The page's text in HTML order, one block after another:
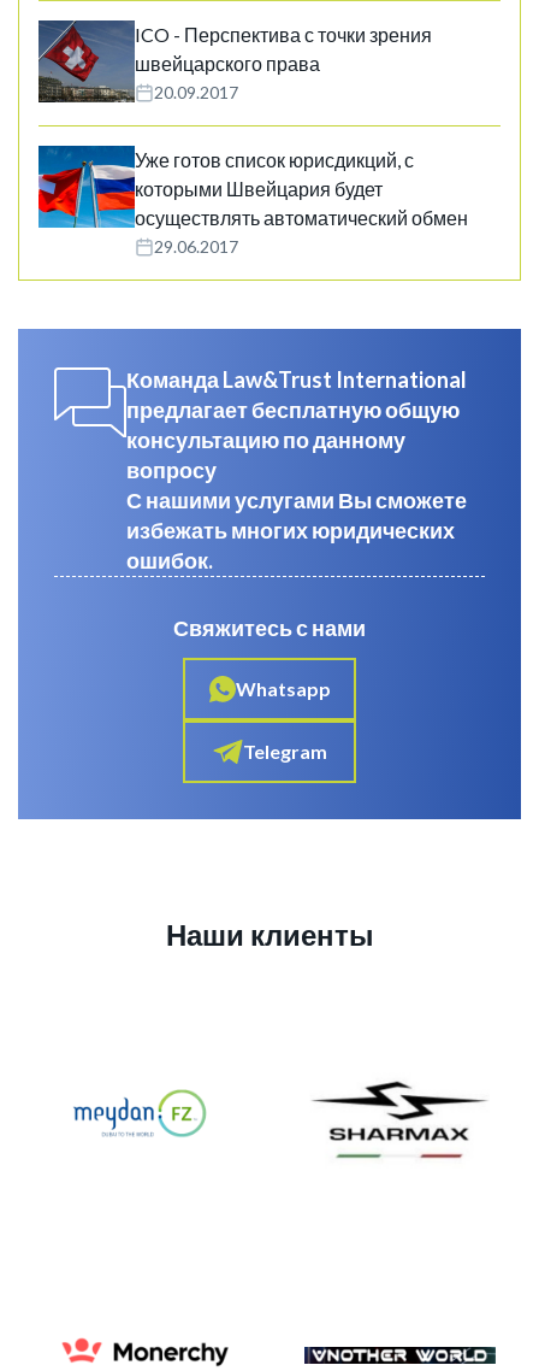
ICO - Перспектива с точки зрения
швейцарского права
20.09.2017
Уже готов список юрисдикций, с
которыми Швейцария будет
осуществлять автоматический обмен
29.06.2017
Команда Law&Trust International
предлагает бесплатную общую
консультацию по данному
вопросу
С нашими услугами Вы сможете
избежать многих юридических
ошибок.
Свяжитесь с нами
Whatsapp
Telegram
Наши клиенты